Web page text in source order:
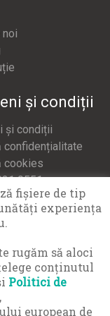
și condiții
și condiții
confidențialitate
cookies
9551
fişiere de tip
experiența
rugăm să aloci
conținutul
Politici de
,
european de